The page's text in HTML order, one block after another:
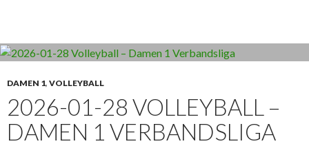
DAMEN 1, VOLLEYBALL
2026-01-28 VOLLEYBALL –
DAMEN 1 VERBANDSLIGA